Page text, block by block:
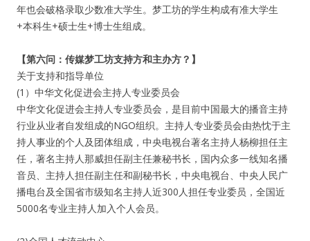
年也会破格录取少数准大学生。梦工坊的学生构成有准大学生
+本科生+硕士生+博士生组成。
【第六问：传媒梦工坊支持方和主办方？】
关于支持和指导单位
(1）中华文化促进会主持人专业委员会
中华文化促进会主持人专业委员会，是目前中国最大的播音主持
行业从业者自发组成的NGO组织。主持人专业委员会由热忱于主
持人事业的个人及团体组成，中央电视台著名主持人杨柳担任主
任，著名主持人那威担任副主任兼秘书长，国内众多一线知名播
音员、主持人担任副主任和副秘书长，中央电视台、中央人民广
播电台及全国省市级知名主持人近300人担任专业委员，全国近
5000名专业主持人加入个人会员。